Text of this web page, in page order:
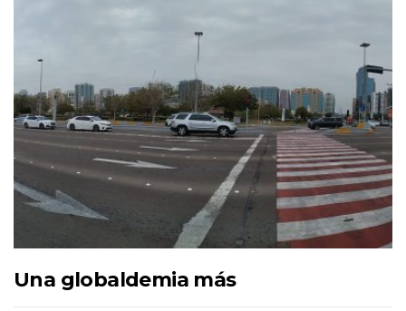
Una globaldemia más